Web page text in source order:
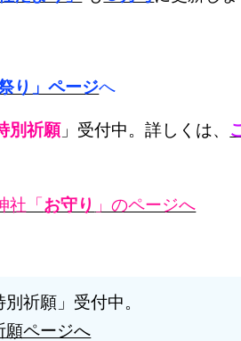
り」ページへ
別祈願」受付中。詳しくは、
社「お守り 」のページへ
別祈願」受付中。
願ページへ